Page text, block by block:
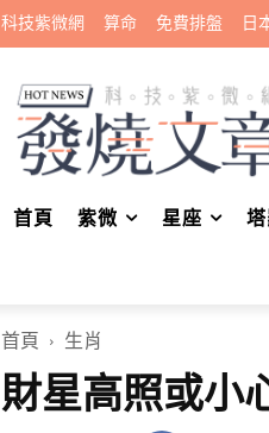
科技紫微網 算命 免費排盤 日
首頁 紫微 星座
首頁 生肖
財星高照或小